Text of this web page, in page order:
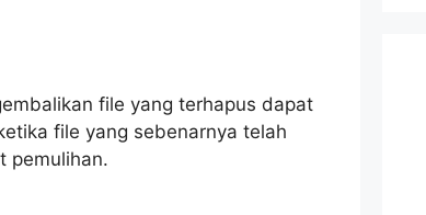
file yang terhapus dapat
file yang sebenarnya telah
pemulihan.